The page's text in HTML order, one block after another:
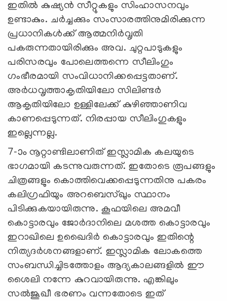
ഇതിൽ കുഷ്യൻ സീറ്റുകളും സിംഹാസനവും
ഉണ്ടാകും. ചർച്ചക്കും സംസാരത്തിനുമിരിക്കുന്ന
പ്രധാനികൾക്ക്‌ ആത്മനിർവൃതി
പകരുന്നതായിരിക്കും അവ. ചുറ്റപാടുകളും
പരിസരവും പോലെത്തന്നെ സീലിംഗും
ഗംഭീരമായി സംവിധാനിക്കപ്പെട്ടതാണ്‌.
അർധവൃത്താകൃതിയിലോ സിലിണ്ടർ
ആകൃതിയിലോ ഉള്ളിലേക്ക്‌ കുഴിഞ്ഞാണിവ
കാണപ്പെടുന്നത്‌. നിരപ്പായ സീലിംഗുകളും
ഇല്ലെന്നല്ല.
7-‍ാം നൂറ്റാണ്ടിലാണിത്‌ ഇസ്ലാമിക കലയുടെ
ഭാഗമായി കടന്നുവരുന്നത്‌. ഇതോടെ രൂപങ്ങളും
ചിത്രങ്ങളും കൊത്തിവെക്കപ്പെടുന്നതിനു പകരം
കലിഗ്രഫിയും അറബെസ്ഖും സ്ഥാനം
പിടിക്കുകയായിരുന്നു. കൂഫയിലെ അമവീ
കൊട്ടാരവും ജോർദാനിലെ മശത്ത കൊട്ടാരവും
ഇറാഖിലെ ഉഖൈദിർ കൊട്ടാരവും ഇതിന്റെ
നിത്യദർശനങ്ങളാണ്‌. ഇസ്ലാമിക ലോകത്തെ
സംബന്ധിച്ചിടത്തോളം ആദ്യകാലങ്ങളിൽ ഈ
ശൈലി നന്നേ കുറവായിരുന്നു. എങ്കിലും
സൽജൂഖീ ഭരണം വന്നതോടെ ഇത്‌